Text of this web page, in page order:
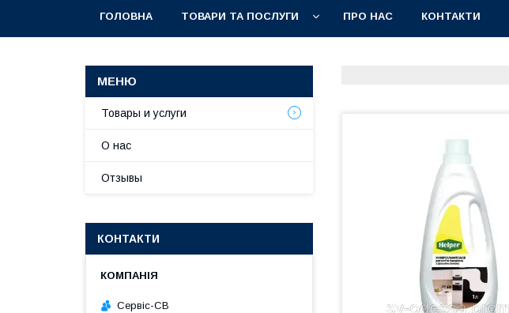
ГОЛОВНА ТОВАРИ ТА ПОСЛУГИ ПРО НАС КОНТАКТИ
Товары и услуги
О нас
Отзывы
КОНТАКТИ
Сервіс-СВ